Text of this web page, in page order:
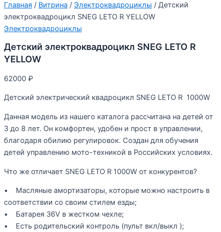
Главная / Витрина / Электроквадроциклы / Детский
электроквадроцикл SNEG LETO R YELLOW
Электроквадроциклы
Детский электроквадроцикл SNEG LETO R
YELLOW
62000 ₽
Детский электрический квадроцикл SNEG LETO R 1000W
Данная модель из нашего каталога рассчитана на детей от
3 до 8 лет. Он комфортен, удобен и прост в управлении,
благодаря обилию регулировок. Создан для обучения
детей управлению мото-техникой в Российских условиях.
Что же отличает SNEG LETO R 1000W от конкурентов?
• Масляные амортизаторы, которые можно настроить в
соответствии со своим стилем езды;
• Батарея 36V в жестком чехле;
• Есть родительский контроль (пульт вкл/выкл );